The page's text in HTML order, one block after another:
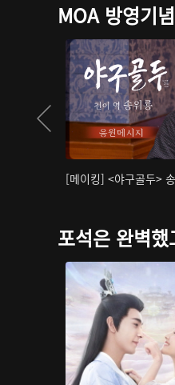
MOA 방영기
[메이킹] <야구골두>
포석은 완벽